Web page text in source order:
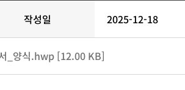
작성일 2025-12-18
_양식.hwp [12.00 KB]